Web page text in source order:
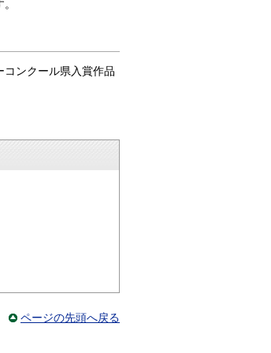
ンクール県入賞作品
ページの先頭へ戻る